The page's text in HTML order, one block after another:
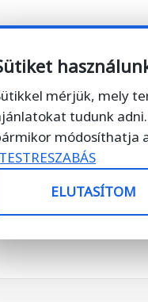
A
mérjük, mely
tudunk
módosíthatja
TESTRESZABÁS
ELUTASÍTOM